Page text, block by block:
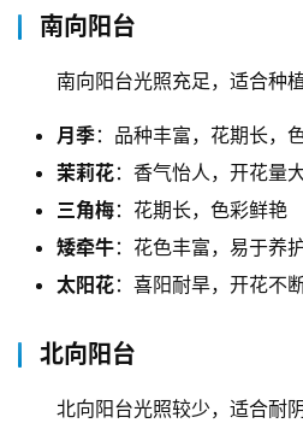
南向阳台
南向阳台光照充足，适合种
月季：品种丰富，花期长，
茉莉花：香气怡人，开花量
三角梅：花期长，色彩鲜艳
矮牵牛：花色丰富，易于养
太阳花：喜阳耐旱，开花不
北向阳台
北向阳台光照较少，适合耐阴